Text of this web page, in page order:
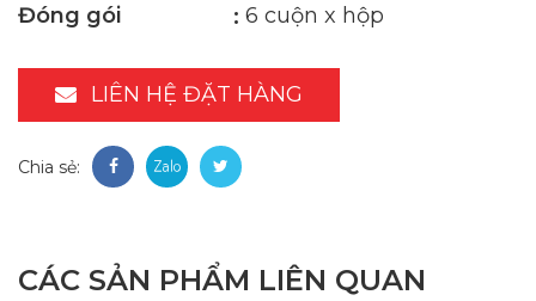
Đóng gói
6 cuộn x hộp
LIÊN HỆ ĐẶT HÀNG
Chia sẻ:
CÁC SẢN PHẨM LIÊN QUAN